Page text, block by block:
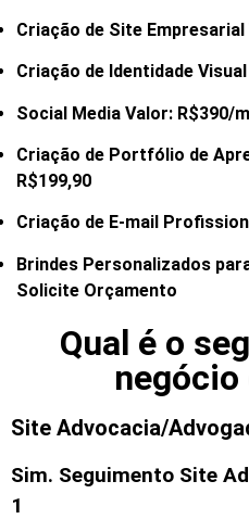
Criação de Site Empresarial
Criação de Identidade
Social Media Valor: R$390/
Criação de Portfólio de
R$199,90
Criação de E-mail
Brindes Personalizados
Solicite Orçamento
Qual é o
Site Advocacia/
Sim. Seguimento Site
1